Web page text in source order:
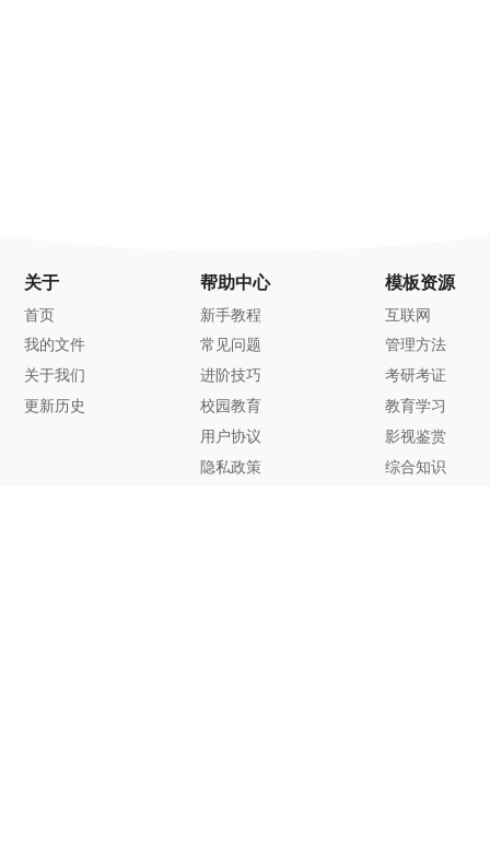
关于
首页
我的文件
关于我们
更新历史
帮助中心
新手教程
常见问题
进阶技巧
校园教育
用户协议
隐私政策
模板资源
互联网
管理方法
考研考证
教育学习
影视鉴赏
综合知识